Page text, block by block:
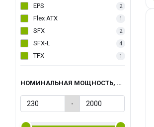
EPS 2
Flex ATX 1
SFX 2
SFX-L 4
TFX 1
НОМИНАЛЬНАЯ МОЩНОСТЬ, ВТ
-